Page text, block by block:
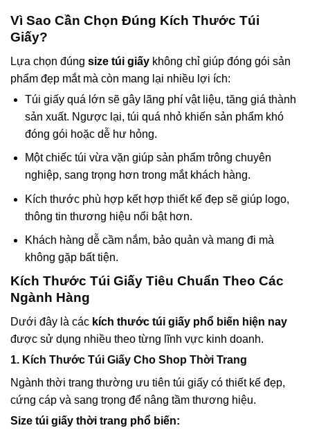
Vì Sao Cần Chọn Đúng Kích Thước Túi
Giấy?
Lựa chọn đúng size túi giấy không chỉ giúp đóng gói sản
phẩm đẹp mắt mà còn mang lại nhiều lợi ích:
Túi giấy quá lớn sẽ gây lãng phí vật liệu, tăng giá thành
sản xuất. Ngược lại, túi quá nhỏ khiến sản phẩm khó
đóng gói hoặc dễ hư hỏng.
Một chiếc túi vừa vặn giúp sản phẩm trông chuyên
nghiệp, sang trọng hơn trong mắt khách hàng.
Kích thước phù hợp kết hợp thiết kế đẹp sẽ giúp logo,
thông tin thương hiệu nổi bật hơn.
Khách hàng dễ cầm nắm, bảo quản và mang đi mà
không gặp bất tiện.
Kích Thước Túi Giấy Tiêu Chuẩn Theo Các
Ngành Hàng
Dưới đây là các kích thước túi giấy phổ biến hiện nay
được sử dụng nhiều theo từng lĩnh vực kinh doanh.
1. Kích Thước Túi Giấy Cho Shop Thời Trang
Ngành thời trang thường ưu tiên túi giấy có thiết kế đẹp,
cứng cáp và sang trọng để nâng tầm thương hiệu.
Size túi giấy thời trang phổ biến: